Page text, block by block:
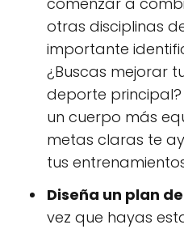
otras disciplinas
importante
¿Buscas mejorar
deporte
un cuerpo más
metas claras te
tus
Diseña un plan
vez que hayas